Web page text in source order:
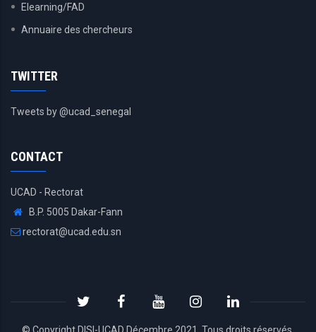
Elearning/FAD
Annuaire des chercheurs
TWITTER
Tweets by @ucad_senegal
CONTACT
UCAD - Rectorat
B.P. 5005 Dakar-Fann
rectorat@ucad.edu.sn